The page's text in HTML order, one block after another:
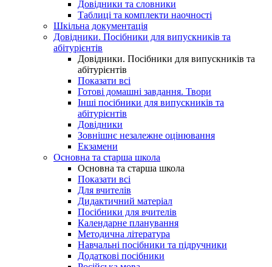
Довідники та словники
Таблиці та комплекти наочності
Шкільна документація
Довідники. Посібники для випускників та
абітурієнтів
Довідники. Посібники для випускників та
абітурієнтів
Показати всі
Готові домашні завдання. Твори
Інші посібники для випускників та
абітурієнтів
Довідники
Зовнішнє незалежне оцінювання
Екзамени
Основна та старша школа
Основна та старша школа
Показати всі
Для вчителів
Дидактичний матеріал
Посібники для вчителів
Календарне планування
Методична література
Навчальні посібники та підручники
Додаткові посібники